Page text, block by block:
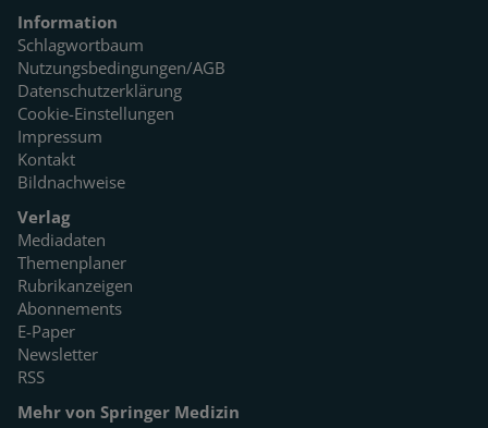
Information
Schlagwortbaum
Nutzungsbedingungen/AGB
Datenschutzerklärung
Cookie-Einstellungen
Impressum
Kontakt
Bildnachweise
Verlag
Mediadaten
Themenplaner
Rubrikanzeigen
Abonnements
E-Paper
Newsletter
RSS
Mehr von Springer Medizin